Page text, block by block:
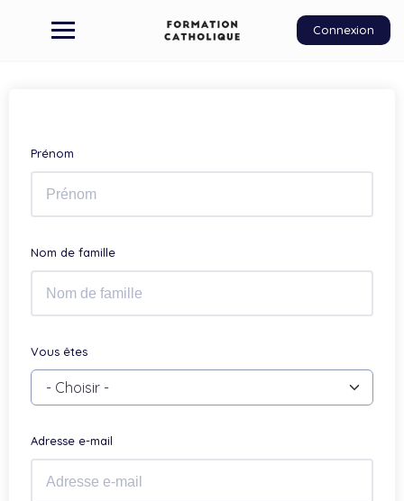
Connexion
Prénom
Nom de famille
Vous êtes
- Choisir -
Adresse e-mail